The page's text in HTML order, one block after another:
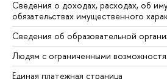
Сведения о доходах, расходах, об
обязательствах имущественного
Сведения об образовательной
Людям с ограниченными
Единая платежная страница